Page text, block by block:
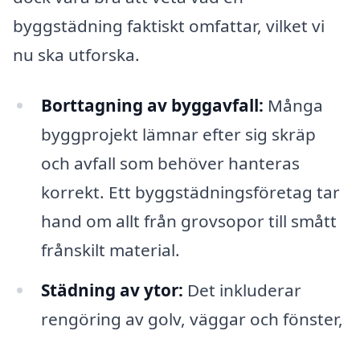
byggstädning faktiskt omfattar, vilket vi
nu ska utforska.
Borttagning av byggavfall: Många
byggprojekt lämnar efter sig skräp
och avfall som behöver hanteras
korrekt. Ett byggstädningsföretag tar
hand om allt från grovsopor till smått
frånskilt material.
Städning av ytor: Det inkluderar
rengöring av golv, väggar och fönster,